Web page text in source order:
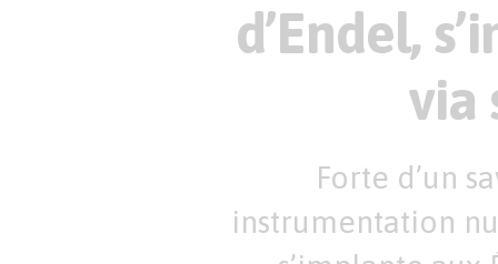
d’Endel,
via
Forte d’un
instrumentation